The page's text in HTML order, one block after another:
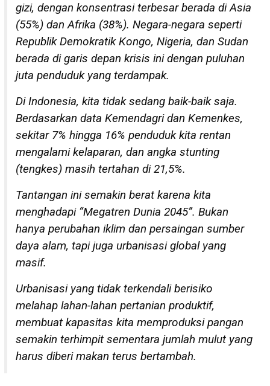
gizi, dengan konsentrasi terbesar berada di Asia
(55%) dan Afrika (38%). Negara-negara seperti
Republik Demokratik Kongo, Nigeria, dan Sudan
berada di garis depan krisis ini dengan puluhan
juta penduduk yang terdampak.
Di Indonesia, kita tidak sedang baik-baik saja.
Berdasarkan data Kemendagri dan Kemenkes,
sekitar 7% hingga 16% penduduk kita rentan
mengalami kelaparan, dan angka stunting
(tengkes) masih tertahan di 21,5%.
Tantangan ini semakin berat karena kita
menghadapi “Megatren Dunia 2045”. Bukan
hanya perubahan iklim dan persaingan sumber
daya alam, tapi juga urbanisasi global yang
masif.
Urbanisasi yang tidak terkendali berisiko
melahap lahan-lahan pertanian produktif,
membuat kapasitas kita memproduksi pangan
semakin terhimpit sementara jumlah mulut yang
harus diberi makan terus bertambah.